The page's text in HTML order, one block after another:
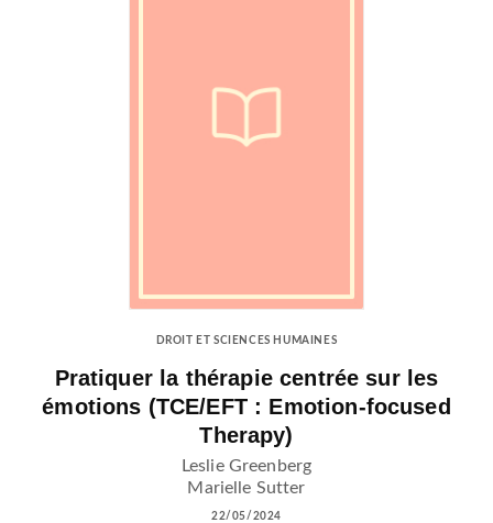
DROIT ET SCIENCES HUMAINES
Pratiquer la thérapie centrée sur les
émotions (TCE/EFT : Emotion-focused
Therapy)
Leslie Greenberg
Marielle Sutter
22/05/2024